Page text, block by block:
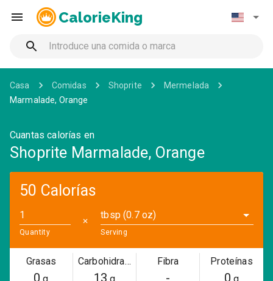
CalorieKing
Casa Comidas Shoprite
Mermelada
Marmalade, Orange
Cuantas calorías en
Shoprite Marmalade, Orange
50 Calorías
Quantity
✕
tbsp (0.7 oz)
Serving
Grasas
0
Carbohidratos
13
Fibra
-
Proteínas
0